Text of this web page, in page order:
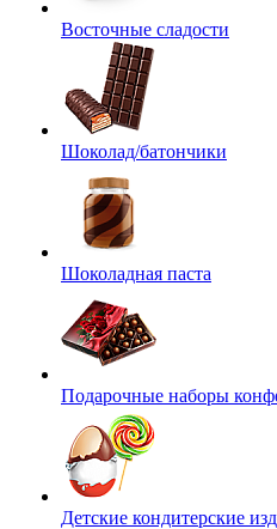
Восточные сладости
Шоколад/батончики
Шоколадная паста
Подарочные наборы
Детские кондитерские